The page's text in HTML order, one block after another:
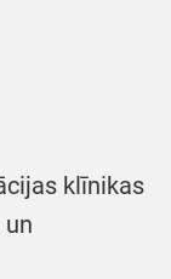
klīnikas